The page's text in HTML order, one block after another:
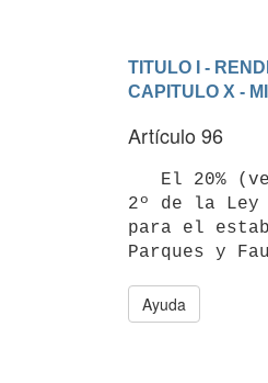
TITULO I -
CAPITULO X -
Artículo 96
2º de la Ley
para el
Parques y
Ayuda